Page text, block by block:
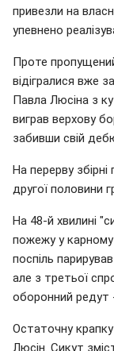
привезли на
упевнено
Проте
відігралися вже
Павла Люсіна з
виграв верхову
забивши свій
На перерву збірні
другої половини
На 48-й хвилині
пожежу у карному
поспіль
але з третьої
оборонний редут -
Остаточну
Люсін. Сикут